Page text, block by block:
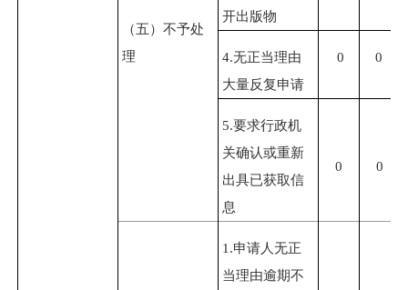
（五）不予处
理
开出版物
4.无正当理由
大量反复申请
0 0
5.要求行政机
关确认或重新
出具已获取信
息
0 0
1.申请人无正
当理由逾期不